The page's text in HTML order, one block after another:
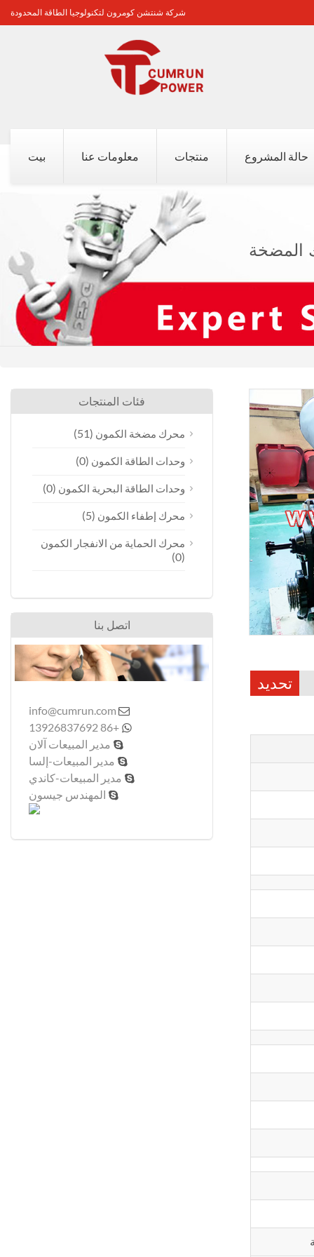
شركة شنتشن كومرون لتكنولوجيا الطاقة المحدودة
بيت معلومات عنا منتجات حالة المشروع
تحديد
فئات المنتجات
محرك مضخة الكمون (51)
وحدات الطاقة الكمون (0)
وحدات الطاقة البحرية الكمون (0)
محرك إطفاء الكمون (5)
محرك الحماية من الانفجار الكمون
(0)
اتصل بنا

info@cumrun.com

+86 13926837692
 مدير المبيعات آلان
 مدير المبيعات-إلسا
 مدير المبيعات-كاندي
 المهندس جيسون